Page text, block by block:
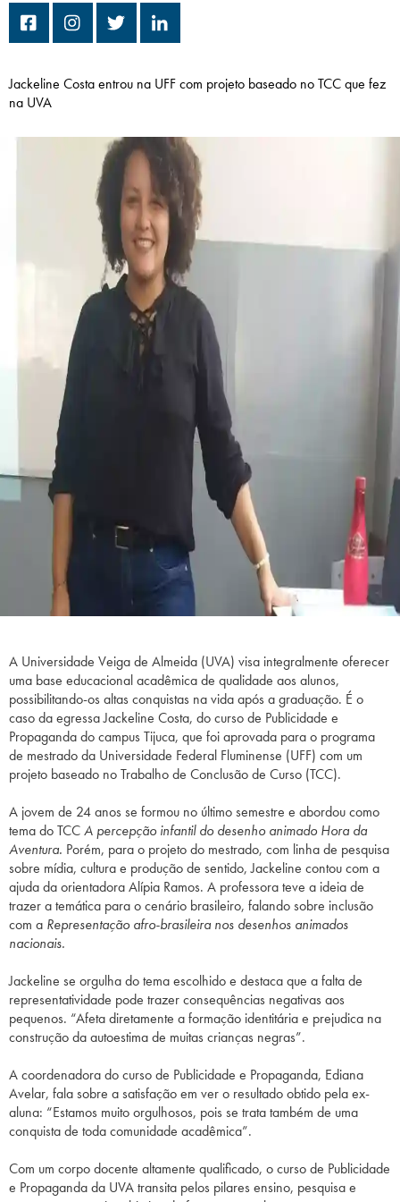
Campi/Unidades
Conclua sua Matrícula
INSCREVA-SE
ÁREA DO ALUNO
Jackeline Costa entrou na UFF com projeto baseado no TCC que fez
na UVA
A Universidade Veiga de Almeida (UVA) visa integralmente oferecer
uma base educacional acadêmica de qualidade aos alunos,
possibilitando-os altas conquistas na vida após a graduação. É o
caso da egressa Jackeline Costa, do curso de Publicidade e
Propaganda do campus Tijuca, que foi aprovada para o programa
de mestrado da Universidade Federal Fluminense (UFF) com um
projeto baseado no Trabalho de Conclusão de Curso (TCC).
A jovem de 24 anos se formou no último semestre e abordou como
tema do TCCA percepção infantil do desenho animado Hora da
Aventura. Porém, para o projeto do mestrado, com linha de pesquisa
sobre mídia, cultura e produção de sentido, Jackeline contou com a
ajuda da orientadora Alípia Ramos. A professora teve a ideia de
trazer a temática para o cenário brasileiro, falando sobre inclusão
com a Representação afro-brasileira nos desenhos animados
nacionais.
Jackeline se orgulha do tema escolhido e destaca que a falta de
representatividade pode trazer consequências negativas aos
pequenos. “Afeta diretamente a formação identitária e prejudica na
construção da autoestima de muitas crianças negras”.
A coordenadora do curso de Publicidade e Propaganda, Ediana
Avelar, fala sobre a satisfação em ver o resultado obtido pela ex-
aluna: “Estamos muito orgulhosos, pois se trata também de uma
conquista de toda comunidade acadêmica”.
Com um corpo docente altamente qualificado, o curso de Publicidade
e Propaganda da UVA transita pelos pilares ensino, pesquisa e